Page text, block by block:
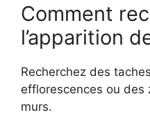
Comment
l’apparition
Recherchez des
efflorescences ou des
murs.